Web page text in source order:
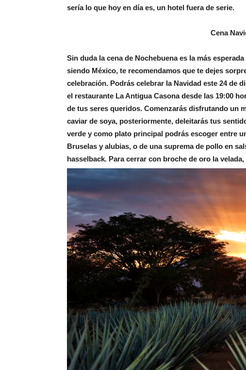
sería lo que hoy en día es, un hotel fuera de serie.
Cena
Sin duda la cena de Nochebuena es la más
siendo México, te recomendamos que te dejes
celebración. Podrás celebrar la Navidad este 24 de
el restaurante La Antigua Casona desde las 19:00
de tus seres queridos. Comenzarás disfrutando un
caviar de soya, posteriormente, deleitarás tus
verde y como plato principal podrás escoger entre
Bruselas y alubias, o de una suprema de pollo en
hasselback. Para cerrar con broche de oro la